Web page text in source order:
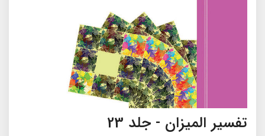
تفسیر المیزان - جلد 23